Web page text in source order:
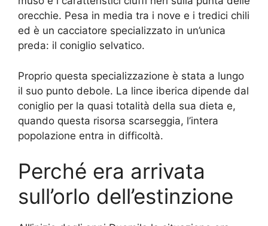
orecchie. Pesa in media tra i nove e i tredici chili
ed è un cacciatore specializzato in un’unica
preda: il coniglio selvatico.
Proprio questa specializzazione è stata a lungo
il suo punto debole. La lince iberica dipende dal
coniglio per la quasi totalità della sua dieta e,
quando questa risorsa scarseggia, l’intera
popolazione entra in difficoltà.
Perché era arrivata
sull’orlo dell’estinzione